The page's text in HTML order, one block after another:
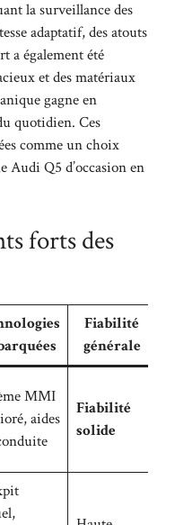
la surveillance des
adaptatif, des atouts
a également été
et des matériaux
gagne en
quotidien. Ces
comme un choix
Audi Q5 d’occasion en
forts des
Fiabilité
générale
MMI
aides
Fiabilité
solide